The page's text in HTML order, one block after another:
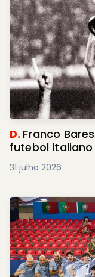
D. Franco
futebol
31 julho 2026